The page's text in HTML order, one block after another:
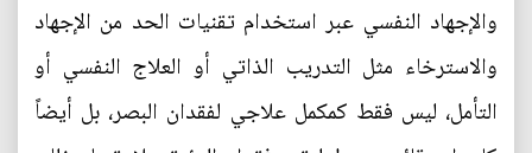
والإجهاد النفسي عبر استخدام تقنيات الحد من الإجهاد
والاسترخاء مثل التدريب الذاتي أو العلاج النفسي أو
التأمل، ليس فقط كمكمل علاجي لفقدان البصر، بل أيضاً